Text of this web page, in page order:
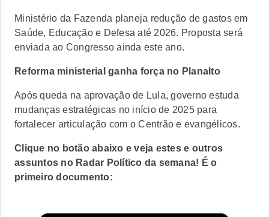
Ministério da Fazenda planeja redução de gastos em
Saúde, Educação e Defesa até 2026. Proposta será
enviada ao Congresso ainda este ano.
Reforma ministerial ganha força no Planalto
Após queda na aprovação de Lula, governo estuda
mudanças estratégicas no início de 2025 para
fortalecer articulação com o Centrão e evangélicos.
Clique no botão abaixo e veja estes e outros
assuntos no Radar Político da semana! É o
primeiro documento: